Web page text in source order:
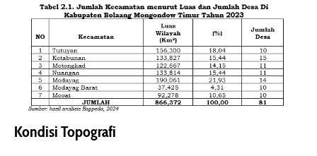
Kondisi Topografi